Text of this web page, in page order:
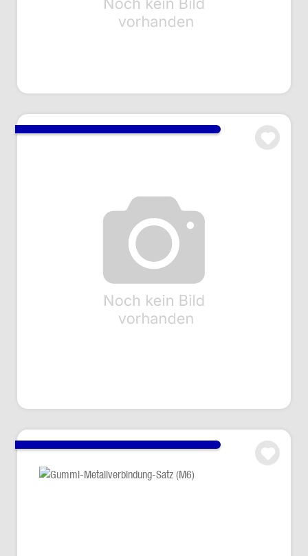
Antennenkabel, MMCX-Winkelstecker, 240 mm
Gegensteckersatz Han 16A, 1541 seitl.